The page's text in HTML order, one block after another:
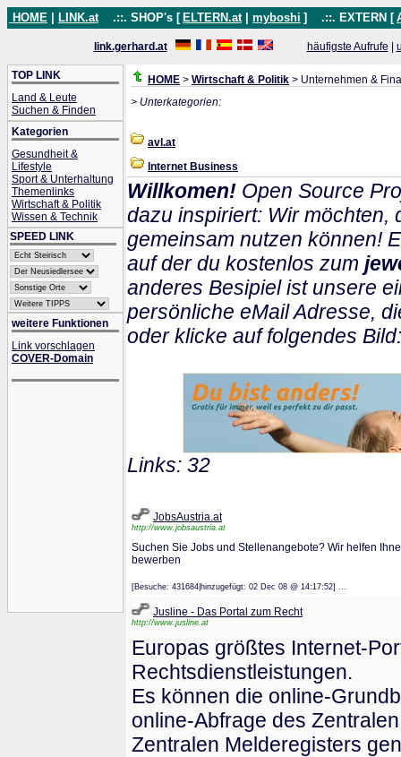
HOME LINK.at .::. SHOP's [ ELTERN.at myboshi ] .::. EXTERN [
link.gerhard.at häufigste Aufrufe
TOP LINK
Land & Leute
Suchen & Finden
Kategorien
Gesundheit &
Lifestyle
Sport & Unterhaltung
Themenlinks
Wirtschaft & Politik
Wissen & Technik
SPEED LINK
weitere Funktionen
Link vorschlagen
COVER-Domain
HOME > Wirtschaft & Politik > Unternehmen &
> Unterkategorien:
avl.at
Internet Business
Willkomen! Open Source
dazu inspiriert: Wir möchten,
gemeinsam nutzen können!
auf der du kostenlos zum
anderes Besipiel ist unsere
persönliche eMail Adresse,
oder klicke auf folgendes Bild:
Links: 32
JobsAustria.at
http://www.jobsaustria.at
Suchen Sie Jobs und Stellenangebote? Wir helfen
bewerben
[Besuche: 431684|hinzugefügt: 02 Dec 08 @ 14:17:52] ...
Jusline - Das Portal zum Recht
http://www.jusline.at
Europas größtes Internet-
Rechtsdienstleistungen.
Es können die online-
online-Abfrage des
Zentralen Melderegisters